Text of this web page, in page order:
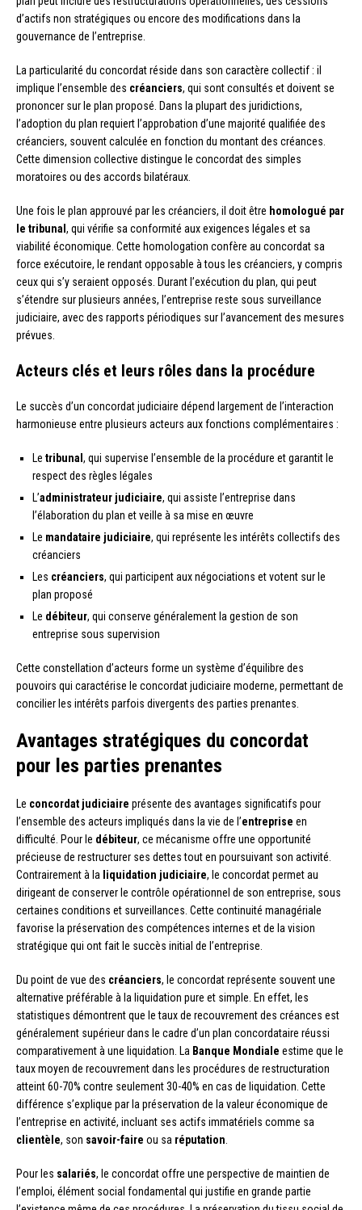
d’actifs non stratégiques ou encore des modifications dans la
gouvernance de l’entreprise.
La particularité du concordat réside dans son caractère collectif : il
implique l’ensemble des créanciers, qui sont consultés et doivent se
prononcer sur le plan proposé. Dans la plupart des juridictions,
l’adoption du plan requiert l’approbation d’une majorité qualifiée des
créanciers, souvent calculée en fonction du montant des créances.
Cette dimension collective distingue le concordat des simples
moratoires ou des accords bilatéraux.
Une fois le plan approuvé par les créanciers, il doit être homologué par
le tribunal , qui vérifie sa conformité aux exigences légales et sa
viabilité économique. Cette homologation confère au concordat sa
force exécutoire, le rendant opposable à tous les créanciers, y compris
ceux qui s’y seraient opposés. Durant l’exécution du plan, qui peut
s’étendre sur plusieurs années, l’entreprise reste sous surveillance
judiciaire, avec des rapports périodiques sur l’avancement des mesures
prévues.
Acteurs clés et leurs rôles dans la procédure
Le succès d’un concordat judiciaire dépend largement de l’interaction
harmonieuse entre plusieurs acteurs aux fonctions complémentaires :
Le tribunal , qui supervise l’ensemble de la procédure et garantit le
respect des règles légales
L’administrateur judiciaire, qui assiste l’entreprise dans
l’élaboration du plan et veille à sa mise en œuvre
Le mandataire judiciaire, qui représente les intérêts collectifs des
créanciers
Les créanciers, qui participent aux négociations et votent sur le
plan proposé
Le débiteur, qui conserve généralement la gestion de son
entreprise sous supervision
Cette constellation d’acteurs forme un système d’équilibre des
pouvoirs qui caractérise le concordat judiciaire moderne, permettant de
concilier les intérêts parfois divergents des parties prenantes.
Avantages stratégiques du concordat
pour les parties prenantes
Le concordat judiciaire présente des avantages significatifs pour
l’ensemble des acteurs impliqués dans la vie de l’entreprise en
difficulté. Pour le débiteur, ce mécanisme offre une opportunité
précieuse de restructurer ses dettes tout en poursuivant son activité.
Contrairement à la liquidation judiciaire, le concordat permet au
dirigeant de conserver le contrôle opérationnel de son entreprise, sous
certaines conditions et surveillances. Cette continuité managériale
favorise la préservation des compétences internes et de la vision
stratégique qui ont fait le succès initial de l’entreprise.
Du point de vue des créanciers, le concordat représente souvent une
alternative préférable à la liquidation pure et simple. En effet, les
statistiques démontrent que le taux de recouvrement des créances est
généralement supérieur dans le cadre d’un plan concordataire réussi
comparativement à une liquidation. La Banque Mondiale estime que le
taux moyen de recouvrement dans les procédures de restructuration
atteint 60-70% contre seulement 30-40% en cas de liquidation. Cette
différence s’explique par la préservation de la valeur économique de
l’entreprise en activité, incluant ses actifs immatériels comme sa
clientèle, son savoir-faire ou sa réputation
Pour les salariés, le concordat offre une perspective de maintien de
l’emploi, élément social fondamental qui justifie en grande partie